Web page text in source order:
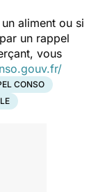
aliment ou si
un rappel
vous
CONSO